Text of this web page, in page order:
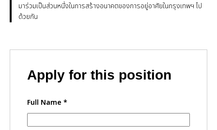
มาร่วมเป็นส่วนหนึ่งในการสร้างอนาคตของการอยู่อาศัยในกรุงเทพฯ ไป
ด้วยกัน
Apply for this position
Full Name *